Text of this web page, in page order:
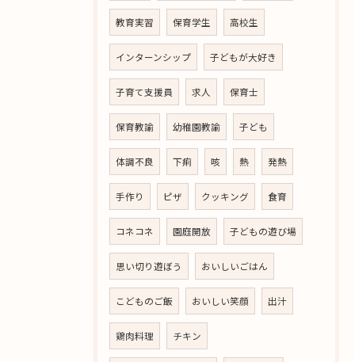
教育実習 保育学生 高校生
インターンシップ 子どもが大好き
子育て支援員 求人 保育士
保育教諭 幼稚園教諭 子ども
体調不良 下痢 咳 熱 発熱
手作り ピザ クッキング 食育
コネコネ 園庭開放 子どもの遊び場
思い切り遊ぼう おいしいごはん
こどものご飯 おいしい笑顔 出汁
鶏肉料理 チキン